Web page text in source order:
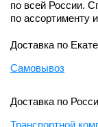
по всей России.
по ассортименту
Доставка по
Самовывоз
Доставка по
Транспортной